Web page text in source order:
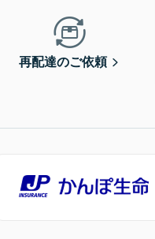
再配達のご依頼